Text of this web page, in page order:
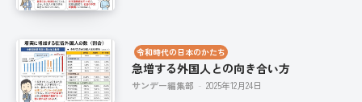
令和時代の日本のかたち
急増する外国人との向き合い方
サンデー編集部 - 2025年12月24日